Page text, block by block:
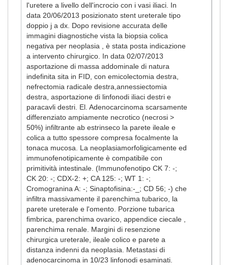
l'uretere a livello dell'incrocio con i vasi iliaci. In
data 20/06/2013 posizionato stent ureterale tipo
doppio j a dx. Dopo revisione accurata delle
immagini diagnostiche vista la biopsia colica
negativa per neoplasia , è stata posta indicazione
a intervento chirurgico. In data 02/07/2013
asportazione di massa addominale di natura
indefinita sita in FID, con emicolectomia destra,
nefrectomia radicale destra,annessiectomia
destra, asportazione di linfonodi iliaci destri e
paracavli destri. El. Adenocarcinoma scarsamente
differenziato ampiamente necrotico (necrosi >
50%) infiltrante ab estrinseco la parete ileale e
colica a tutto spessore compresa focalmente la
tonaca mucosa. La neoplasiamorfoligicamente ed
immunofenotipicamente è compatibile con
primitività intestinale. (Immunofenotipo CK 7: -;
CK 20: -; CDX-2: +; CA 125: -; WT 1: -;
Cromogranina A: -; Sinaptofisina:-_; CD 56; -) che
infiltra massivamente il parenchima tubarico, la
parete ureterale e l'omento. Porzione tubarica
fimbrica, parenchima ovarico, appendice ciecale ,
parenchima renale. Margini di resenzione
chirurgica ureterale, ileale colico e parete a
distanza indenni da neoplasia. Metastasi di
adenocarcinoma in 10/23 linfonodi esaminati.